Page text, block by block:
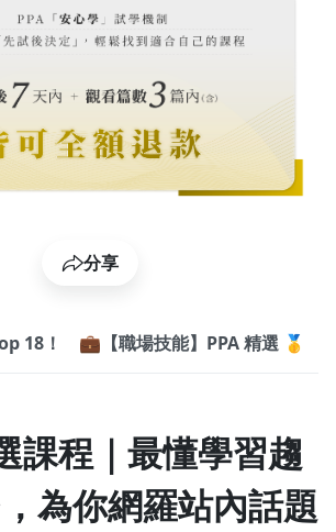
分享
18！ 💼【職場技能】PPA 精選 🥇
課程｜最懂學習趨
為你網羅站內話題